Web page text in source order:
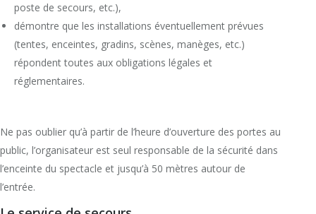
poste de secours, etc.),
démontre que les installations éventuellement prévues
(tentes, enceintes, gradins, scènes, manèges, etc.)
répondent toutes aux obligations légales et
réglementaires.
Ne pas oublier qu’à partir de l’heure d’ouverture des portes au
public, l’organisateur est seul responsable de la sécurité dans
l’enceinte du spectacle et jusqu’à 50 mètres autour de
l’entrée.